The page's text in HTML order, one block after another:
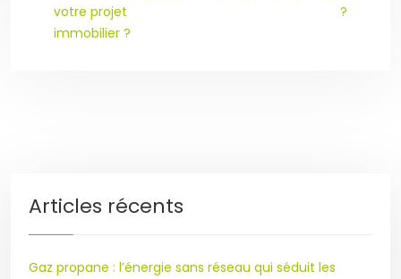
votre projet
immobilier ?
?
Articles récents
Gaz propane : l’énergie sans réseau qui séduit les